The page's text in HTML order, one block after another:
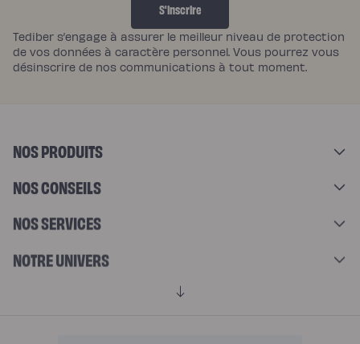
S
S'inscrire
Tediber s’engage à assurer le meilleur niveau de protection
de vos données à caractère personnel. Vous pourrez vous
désinscrire de nos communications à tout moment.
NOS PRODUITS
NOS CONSEILS
NOS SERVICES
NOTRE UNIVERS